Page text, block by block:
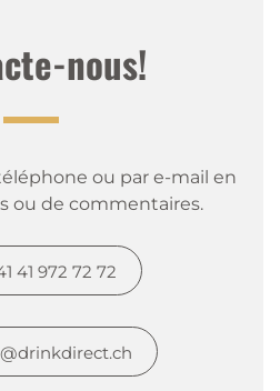
nous!
ou par e-mail en
ou de commentaires.
41 972 72 72